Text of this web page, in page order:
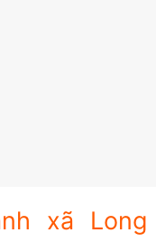
xã Long